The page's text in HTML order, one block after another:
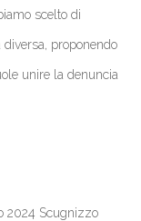
scelto di
proponendo
unire la denuncia
2024 Scugnizzo